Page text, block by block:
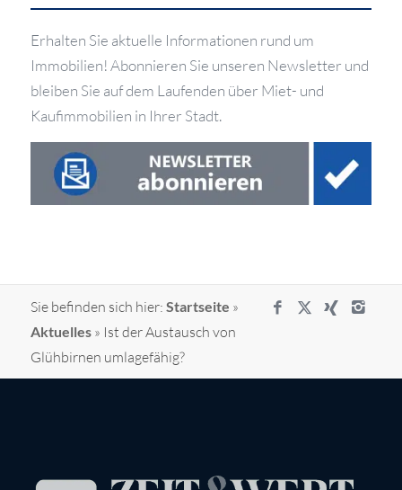
Erhalten Sie aktuelle Informationen rund um
Immobilien! Abonnieren Sie unseren Newsletter und
bleiben Sie auf dem Laufenden über Miet- und
Kaufimmobilien in Ihrer Stadt.
Sie befinden sich hier: Startseite »
Aktuelles» Ist der Austausch von
Glühbirnen umlagefähig?